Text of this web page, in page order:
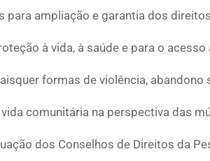
para ampliação e garantia dos
à vida, à saúde e para o
formas de violência,
comunitária na perspectiva das
dos Conselhos de Direitos da